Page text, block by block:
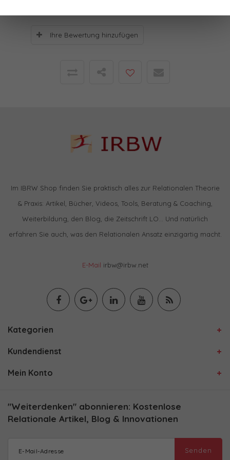
Ihre Bewertung hinzufügen
Im IBRW Shop finden Sie praktisch alles zur Relationalen Theorie
& Praxis: Artikel, Bücher, Videos, Tools, Beratung & Coaching,
Weiterbildung, den Blog, die Zeitschrift LO… Und natürlich
erfahren Sie auch, was den Relationalen Ansatz einzigartig macht.
E-Mail irbw@irbw.net
Kategorien
Kundendienst
Mein Konto
"Weiterdenken" abonnieren: Kostenlose
Relationale Artikel, Blog & Innovationen
Senden